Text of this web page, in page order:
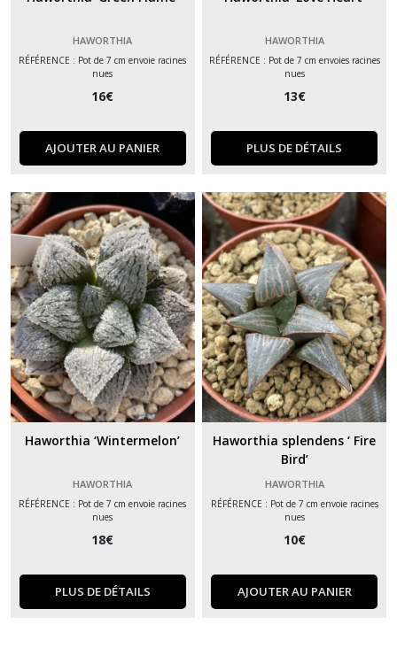
HAWORTHIA
RÉFÉRENCE : Pot de 7 cm envoie racines
nues
16€
AJOUTER AU PANIER
HAWORTHIA
RÉFÉRENCE : Pot de 7 cm envoies racines
nues
13€
PLUS DE DÉTAILS
Haworthia ‘Wintermelon’
HAWORTHIA
RÉFÉRENCE : Pot de 7 cm envoie racines
nues
18€
PLUS DE DÉTAILS
Haworthia splendens ‘ Fire
Bird’
HAWORTHIA
RÉFÉRENCE : Pot de 7 cm envoie racines
nues
10€
AJOUTER AU PANIER